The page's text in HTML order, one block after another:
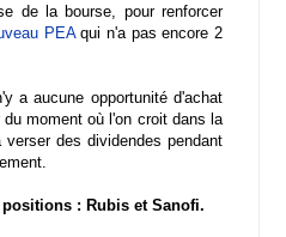
de la bourse, pour renforcer
PEAqui n'a pas encore 2
a aucune opportunité d'achat
moment où l'on croit dans la
des dividendes pendant
: Rubis et Sanofi.